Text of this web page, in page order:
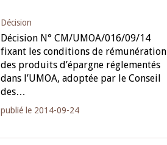
Décision
Décision N° CM/UMOA/016/09/14
fixant les conditions de rémunération
des produits d’épargne réglementés
dans l’UMOA, adoptée par le Conseil
des…
publié le 2014-09-24